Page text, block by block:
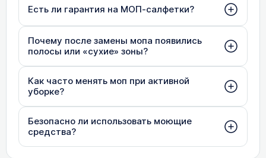
Есть ли гарантия на МОП-салфетки?
Почему после замены мопа появились
полосы или «сухие» зоны?
Как часто менять моп при активной
уборке?
Безопасно ли использовать моющие
средства?